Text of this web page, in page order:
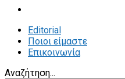
Editorial
Ποιοι είμαστε
Επικοινωνία
Αναζήτηση...